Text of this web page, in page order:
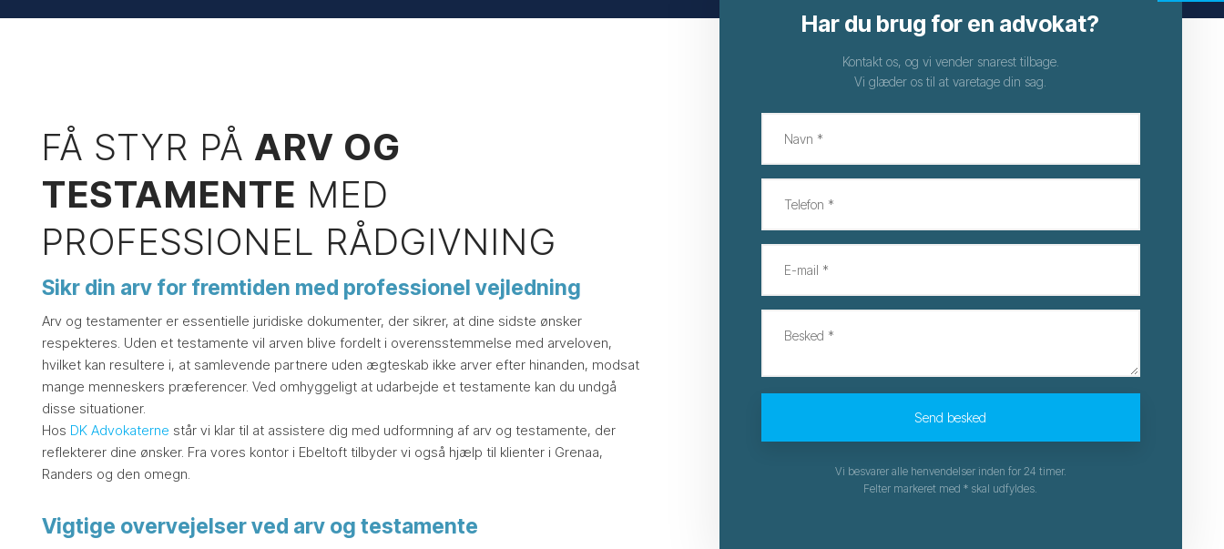
FÅ STYR PÅARV OG
TESTAMENTE MED
PROFESSIONEL RÅDGIVNING
Sikr din arv for fremtiden med professionel vejledning
Arv og testamenter er essentielle juridiske dokumenter, der sikrer, at dine sidste ønsker
respekteres. Uden et testamente vil arven blive fordelt i overensstemmelse med arveloven,
hvilket kan resultere i, at samlevende partnere uden ægteskab ikke arver efter hinanden, modsat
mange menneskers præferencer. Ved omhyggeligt at udarbejde et testamente kan du undgå
disse situationer.
Hos DK Advokaterne står vi klar til at assistere dig med udformning af arv og testamente, der
reflekterer dine ønsker. Fra vores kontor i Ebeltoft tilbyder vi også hjælp til klienter i Grenaa,
Randers og den omegn.
Vigtige overvejelser ved arv og testamente
Har du brug for en advokat?
​Kontakt os, og vi vender snarest tilbage.
Vi glæder os til at varetage din sag.
Vi besvarer alle henvendelser inden for 24 timer.
Felter markeret med * skal udfyldes.​